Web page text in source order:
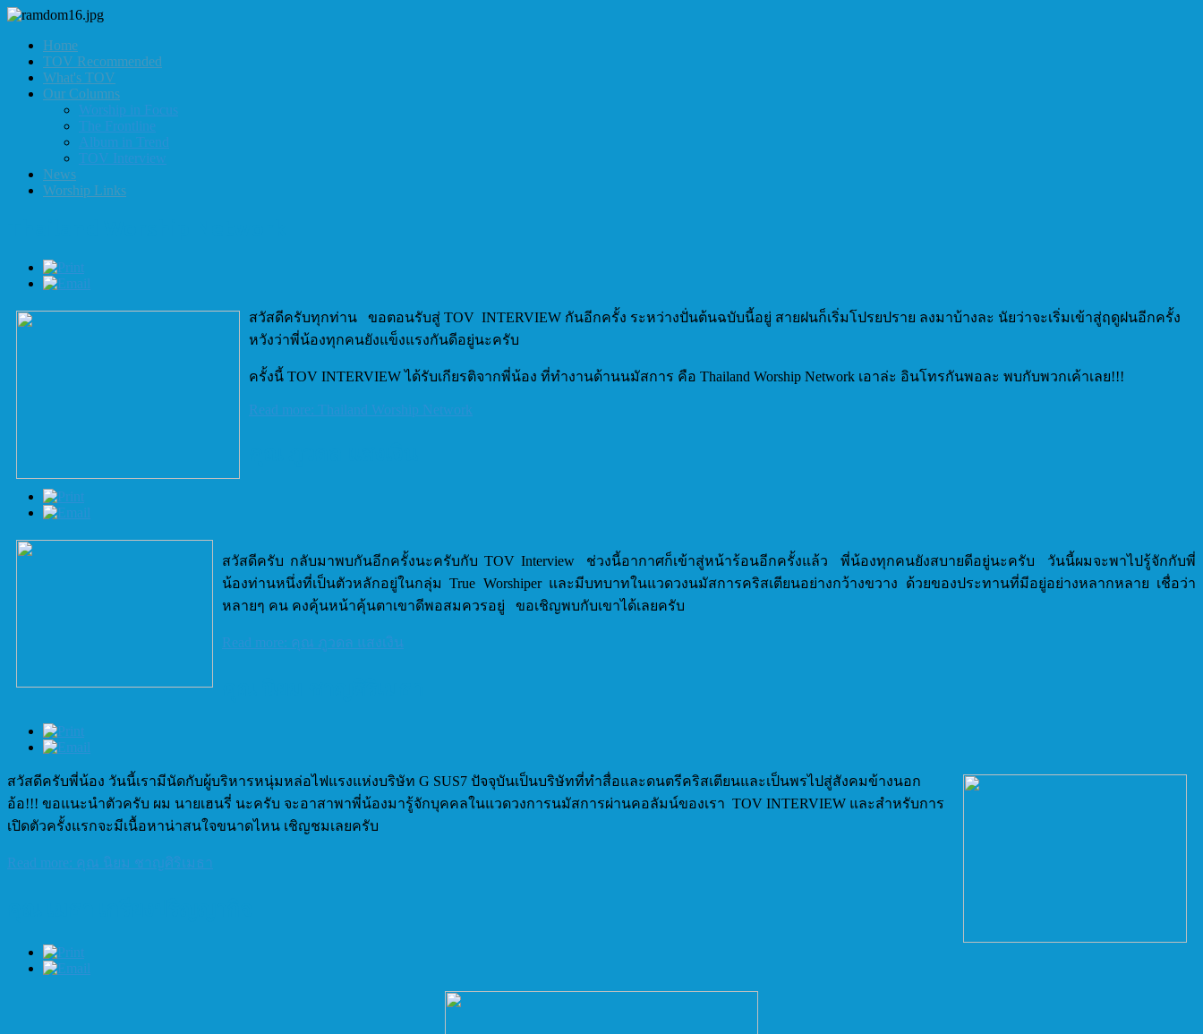
Home
TOV Recommended
What's TOV
Our Columns
Worship in Focus
The Frontline
Album in Trend
TOV Interview
News
Worship Links
สวัสดีครับทุกท่าน ขอตอนรับสู่ TOV INTERVIEW กันอีกครั้ง ระหว่างปั่นต้นฉบับนี้อยู่ สายฝนก็เริ่มโปรยปราย ลงมาบ้างละ นัยว่าจะเริ่มเข้าสู่ฤดูฝนอีกครั้ง
หวังว่าพี่น้องทุกคนยังแข็งแรงกันดีอยู่นะครับ
ครั้งนี้ TOV INTERVIEW ได้รับเกียรติจากพี่น้อง ที่ทำงานด้านนมัสการ คือ Thailand Worship Network เอาล่ะ อินโทรกันพอละ พบกับพวกเค้าเลย!!!
Read more: Thailand Worship Network
สวัสดีครับ กลับมาพบกันอีกครั้งนะครับกับ TOV Interview ช่วงนี้อากาศก็เข้าสู่หน้าร้อนอีกครั้งแล้ว พี่น้องทุกคนยังสบายดีอยู่นะครับ วันนี้ผมจะพาไปรู้จักกับพี่
น้องท่านหนึ่งที่เป็นตัวหลักอยู่ในกลุ่ม True Worshiper และมีบทบาทในแวดวงนมัสการคริสเตียนอย่างกว้างขวาง ด้วยของประทานที่มีอยู่อย่างหลากหลาย เชื่อว่า
หลายๆ คน คงคุ้นหน้าคุ้นตาเขาดีพอสมควรอยู่ ขอเชิญพบกับเขาได้เลยครับ
Read more: คุณ ภูวดล แสงเงิน
สวัสดีครับพี่น้อง วันนี้เรามีนัดกับผู้บริหารหนุ่มหล่อไฟแรงแห่งบริษัท G SUS7 ปัจจุบันเป็นบริษัทที่ทำสื่อและดนตรีคริสเตียนและเป็นพรไปสู่สังคมข้างนอก
อ้อ!!! ขอแนะนำตัวครับ ผม นายเฮนรี่ นะครับ จะอาสาพาพี่น้องมารู้จักบุคคลในแวดวงการนมัสการผ่านคอลัมน์ของเรา TOV INTERVIEW และสำหรับการ
เปิดตัวครั้งแรกจะมีเนื้อหาน่าสนใจขนาดไหน เชิญชมเลยครับ
Read more: คุณ นิยม ชาญศิริเมธา